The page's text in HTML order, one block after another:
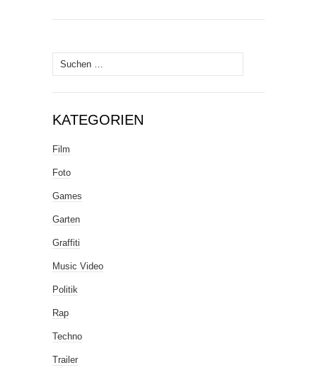
Suche
nach:
KATEGORIEN
Film
Foto
Games
Garten
Graffiti
Music Video
Politik
Rap
Techno
Trailer